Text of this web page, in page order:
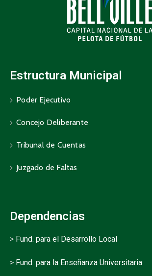
Estructura Municipal
Poder Ejecutivo
Concejo Deliberante
Tribunal de Cuentas
Juzgado de Faltas
Dependencias
> Fund. para el Desarrollo Local
> Fund. para la Enseñanza Universitaria